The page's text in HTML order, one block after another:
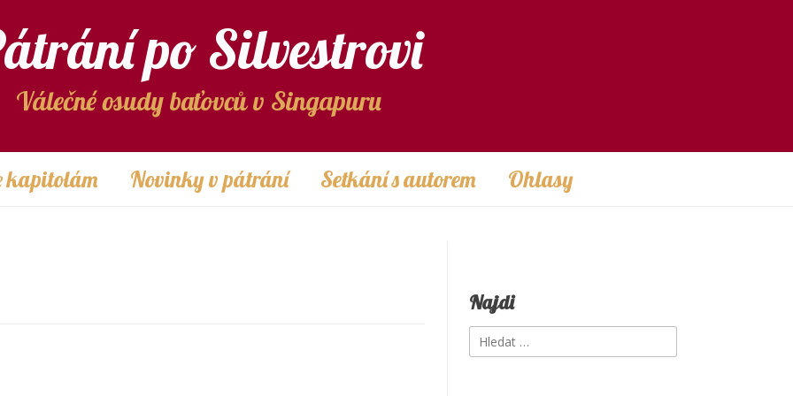
po Silvestrovi
Válečné osudy baťovců v Singapuru
kapitolám Novinky v pátrání Setkání s autorem Ohlasy
Najdi
Vyhledávání